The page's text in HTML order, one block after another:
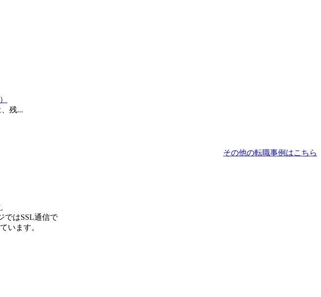
残...
その他の転職事例はこちら
ではSSL通信で
います。